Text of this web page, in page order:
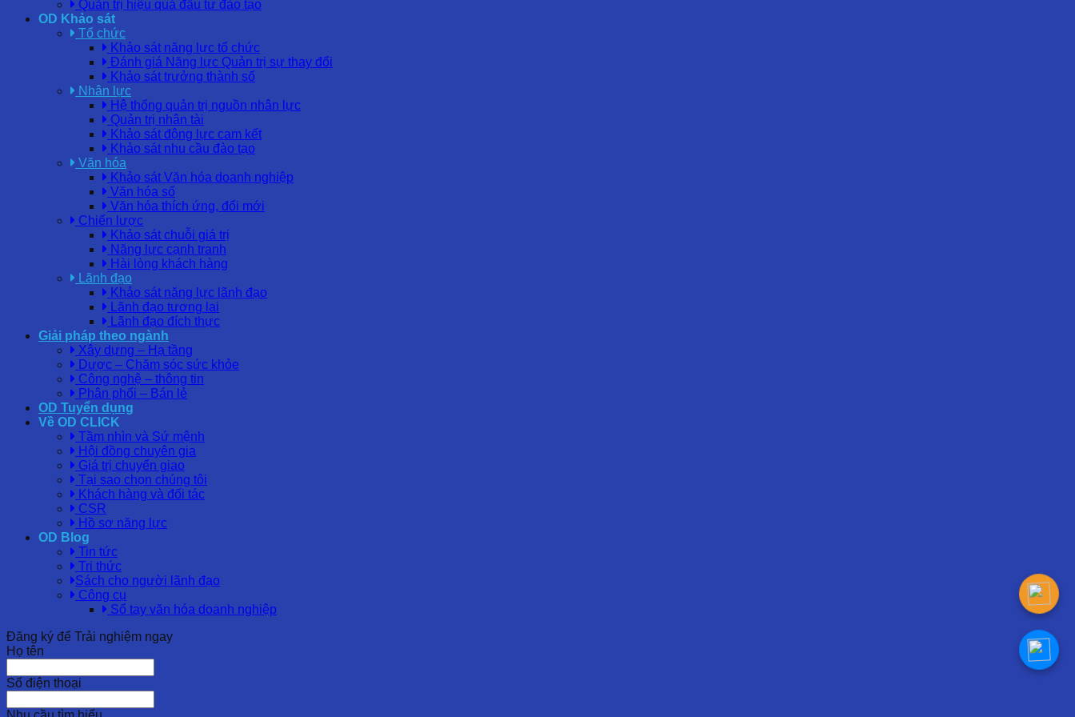
Quản trị hiệu quả đầu tư đào tạo
OD Khảo sát
Tổ chức
Khảo sát năng lực tổ chức
Đánh giá Năng lực Quản trị sự thay đổi
Khảo sát trưởng thành số
Nhân lực
Hệ thống quản trị nguồn nhân lực
Quản trị nhân tài
Khảo sát động lực cam kết
Khảo sát nhu cầu đào tạo
Văn hóa
Khảo sát Văn hóa doanh nghiệp
Văn hóa số
Văn hóa thích ứng, đổi mới
Chiến lược
Khảo sát chuỗi giá trị
Năng lực cạnh tranh
Hài lòng khách hàng
Lãnh đạo
Khảo sát năng lực lãnh đạo
Lãnh đạo tương lai
Lãnh đạo đích thực
Giải pháp theo ngành
Xây dựng – Hạ tầng
Dược – Chăm sóc sức khỏe
Công nghệ – thông tin
Phân phối – Bán lẻ
OD Tuyển dụng
Về OD CLICK
Tầm nhìn và Sứ mệnh
Hội đồng chuyên gia
Giá trị chuyển giao
Tại sao chọn chúng tôi
Khách hàng và đối tác
CSR
Hồ sơ năng lực
OD Blog
Tin tức
Tri thức
Sách cho người lãnh đạo
Công cụ
Sổ tay văn hóa doanh nghiệp
Đăng ký để Trải nghiệm ngay
Họ tên
Số điện thoại